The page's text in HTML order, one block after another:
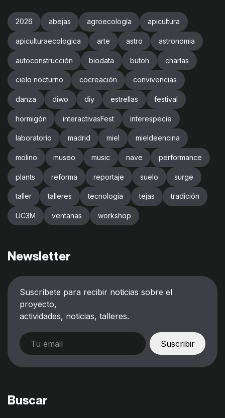
2026 abejas agroecología apicultura
apiculturaecologica arte astro astronomia
autoconstrucción biodata butoh charlas
cielo nocturno cocreación convivencias
danza diwo diy estrellas festival
hormigón interactivasFest interespecie
laboratorio madrid miel mieldeencina
molino museo music nave performance
plants reforma reportaje suelo surge
taller talleres tecnología tejas tradición
UC3M ventanas workshop
Newsletter
Suscríbete para recibir noticias sobre el
proyecto,
actividades, noticias, talleres.
Buscar